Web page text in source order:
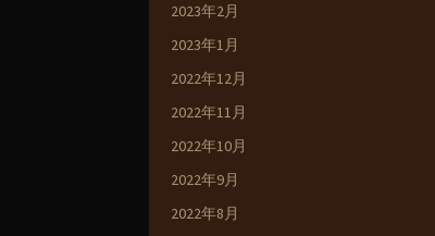
2023年2月
2023年1月
2022年12月
2022年11月
2022年10月
2022年9月
2022年8月